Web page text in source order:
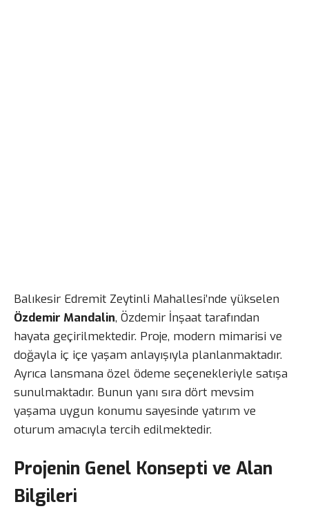
Balıkesir Edremit Zeytinli Mahallesi’nde yükselen
Özdemir Mandalin, Özdemir İnşaat tarafından
hayata geçirilmektedir. Proje, modern mimarisi ve
doğayla iç içe yaşam anlayışıyla planlanmaktadır.
Ayrıca lansmana özel ödeme seçenekleriyle satışa
sunulmaktadır. Bunun yanı sıra dört mevsim
yaşama uygun konumu sayesinde yatırım ve
oturum amacıyla tercih edilmektedir.
Projenin Genel Konsepti ve Alan
Bilgileri